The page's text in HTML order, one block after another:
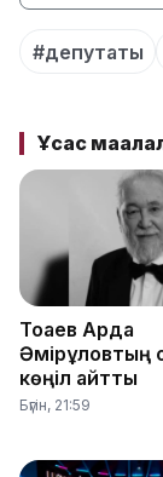
#депутаты
Ұқсас
Тоқаев Ардақ
Әмірқұловтың
көңіл айтты
Бүгін, 21:59